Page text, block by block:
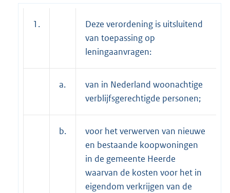
1.
Deze verordening is uitsluitend
van toepassing op
leningaanvragen:
a.
van in Nederland woonachtige
verblijfsgerechtigde personen;
b.
voor het verwerven van nieuwe
en bestaande koopwoningen
in de gemeente Heerde
waarvan de kosten voor het in
eigendom verkrijgen van de